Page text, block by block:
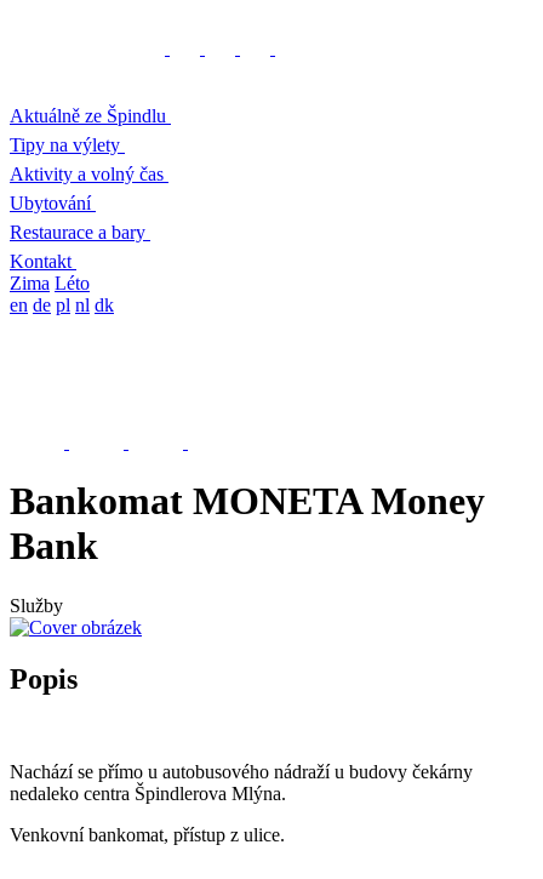
Aktuálně ze Špindlu
Tipy na výlety
Aktivity a volný čas
Ubytování
Restaurace a bary
Kontakt
Zima Léto
en de pl nl dk
Bankomat MONETA Money
Bank
Služby
Popis
Nachází se přímo u autobusového nádraží u budovy čekárny
nedaleko centra Špindlerova Mlýna.
Venkovní bankomat, přístup z ulice.